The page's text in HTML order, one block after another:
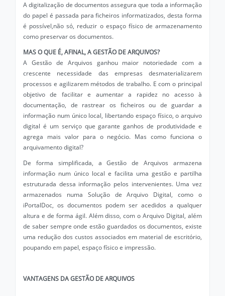
A digitalização de documentos assegura que toda a informação
do papel é passada para ficheiros informatizados, desta forma
é possível,não só, reduzir o espaço físico de armazenamento
como preservar os documentos.
MAS O QUE É, AFINAL, A GESTÃO DE ARQUIVOS?
A Gestão de Arquivos ganhou maior notoriedade com a
crescente necessidade das empresas desmaterializarem
processos e agilizarem métodos de trabalho. E com o principal
objetivo de facilitar e aumentar a rapidez no acesso à
documentação, de rastrear os ficheiros ou de guardar a
informação num único local, libertando espaço físico, o arquivo
digital é um serviço que garante ganhos de produtividade e
agrega mais valor para o negócio. Mas como funciona o
arquivamento digital?
De forma simplificada, a Gestão de Arquivos armazena
informação num único local e facilita uma gestão e partilha
estruturada dessa informação pelos intervenientes. Uma vez
armazenados numa Solução de Arquivo Digital, como o
iPortalDoc, os documentos podem ser acedidos a qualquer
altura e de forma ágil. Além disso, com o Arquivo Digital, além
de saber sempre onde estão guardados os documentos, existe
uma redução dos custos associados em material de escritório,
poupando em papel, espaço físico e impressão.
VANTAGENS DA GESTÃO DE ARQUIVOS